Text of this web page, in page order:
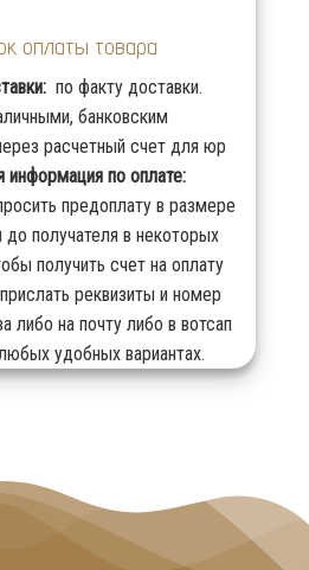
оплаты товара
по факту доставки.
банковским
расчетный счет для юр
информация по оплате:
предоплату в размере
получателя в некоторых
получить счет на оплату
реквизиты и номер
либо на почту либо в вотсап
удобных вариантах.